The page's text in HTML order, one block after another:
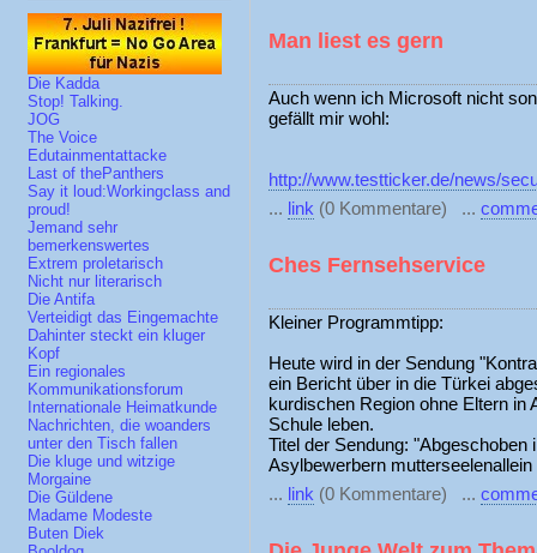
Die Kadda
Stop! Talking.
JOG
The Voice
Edutainmentattacke
Last of thePanthers
Say it loud:Workingclass and
proud!
Jemand sehr
bemerkenswertes
Extrem proletarisch
Nicht nur literarisch
Die Antifa
Verteidigt das Eingemachte
Dahinter steckt ein kluger
Kopf
Ein regionales
Kommunikationsforum
Internationale Heimatkunde
Nachrichten, die woanders
unter den Tisch fallen
Die kluge und witzige
Morgaine
Die Güldene
Madame Modeste
Buten Diek
Man liest es gern
Auch wenn ich Microsoft nicht
gefällt mir wohl:
http://www.testticker.de/news/
... link (0 Kommentare) ...
Ches Fernsehservice
Kleiner Programmtipp:
Heute wird in der Sendung
ein Bericht über in die Türkei
kurdischen Region ohne Eltern in
Schule leben.
Titel der Sendung: "Abgeschoben
Asylbewerbern
... link (0 Kommentare) ...